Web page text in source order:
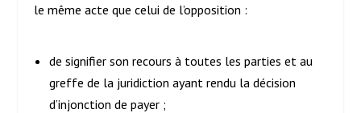
le même acte que celui de l’opposition :
de signifier son recours à toutes les parties et au
greffe de la juridiction ayant rendu la décision
d’injonction de payer ;